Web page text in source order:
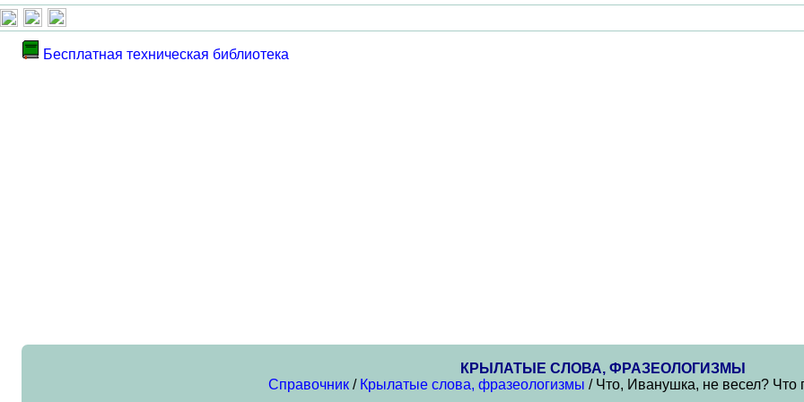
Бесплатная техническая библиотека
КРЫЛАТЫЕ СЛОВА, ФРАЗЕОЛОГИЗМЫ
Справочник / Крылатые слова, фразеологизмы / Что, Иванушка, не весел? Что